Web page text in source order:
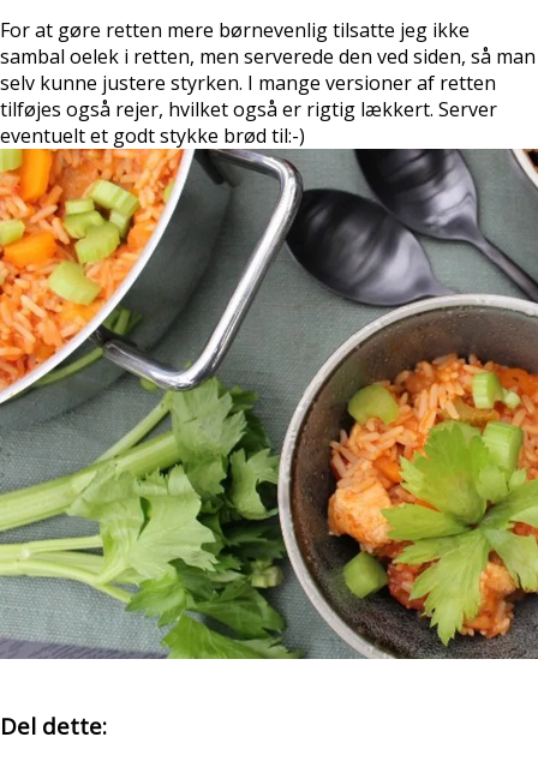
For at gøre retten mere børnevenlig tilsatte jeg ikke
sambal oelek i retten, men serverede den ved siden, så man
selv kunne justere styrken. I mange versioner af retten
tilføjes også rejer, hvilket også er rigtig lækkert. Server
eventuelt et godt stykke brød til:-)
Del dette: